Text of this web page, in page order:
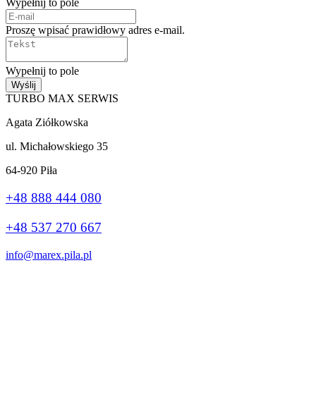
Wypełnij to pole
Proszę wpisać prawidłowy adres e-mail.
Wypełnij to pole
Wyślij
TURBO MAX SERWIS
Agata Ziółkowska
ul. Michałowskiego 35
64-920 Piła
+48 888 444 080
+48 537 270 667
info@marex.pila.pl